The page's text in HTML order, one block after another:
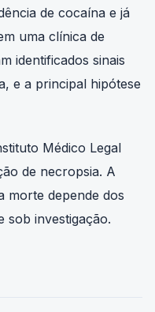
de cocaína e já
uma clínica de
identificados sinais
e a principal hipótese
Médico Legal
de necropsia. A
morte depende dos
sob investigação.